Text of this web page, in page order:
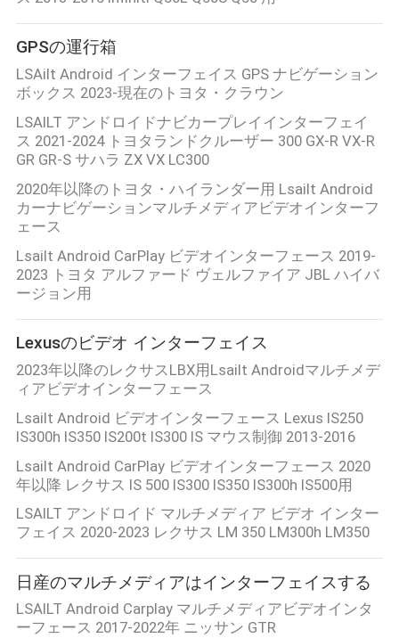
場
旅
行
品
質
管
理
私
達
に
連
絡
し
な
さ
い
GPSの運行箱
LSAilt Android インターフェイス GPS ナビゲーション
ボックス 2023-現在のトヨタ・クラウン
LSAILT アンドロイドナビカープレイインターフェイ
ス 2021-2024 トヨタランドクルーザー 300 GX-R VX-R
GR GR-S サハラ ZX VX LC300
2020年以降のトヨタ・ハイランダー用 Lsailt Android
カーナビゲーションマルチメディアビデオインターフ
ェース
Lsailt Android CarPlay ビデオインターフェース 2019-
2023 トヨタ アルファード ヴェルファイア JBL ハイバ
ージョン用
Lexusのビデオ インターフェイス
2023年以降のレクサスLBX用Lsailt Androidマルチメデ
ィアビデオインターフェース
Lsailt Android ビデオインターフェース Lexus IS250
IS300h IS350 IS200t IS300 IS マウス制御 2013-2016
Lsailt Android CarPlay ビデオインターフェース 2020
年以降 レクサス IS 500 IS300 IS350 IS300h IS500用
LSAILT アンドロイド マルチメディア ビデオ インター
フェイス 2020-2023 レクサス LM 350 LM300h LM350
日産のマルチメディアはインターフェイスする
LSAILT Android Carplay マルチメディアビデオインタ
ーフェース 2017-2022年 ニッサン GTR